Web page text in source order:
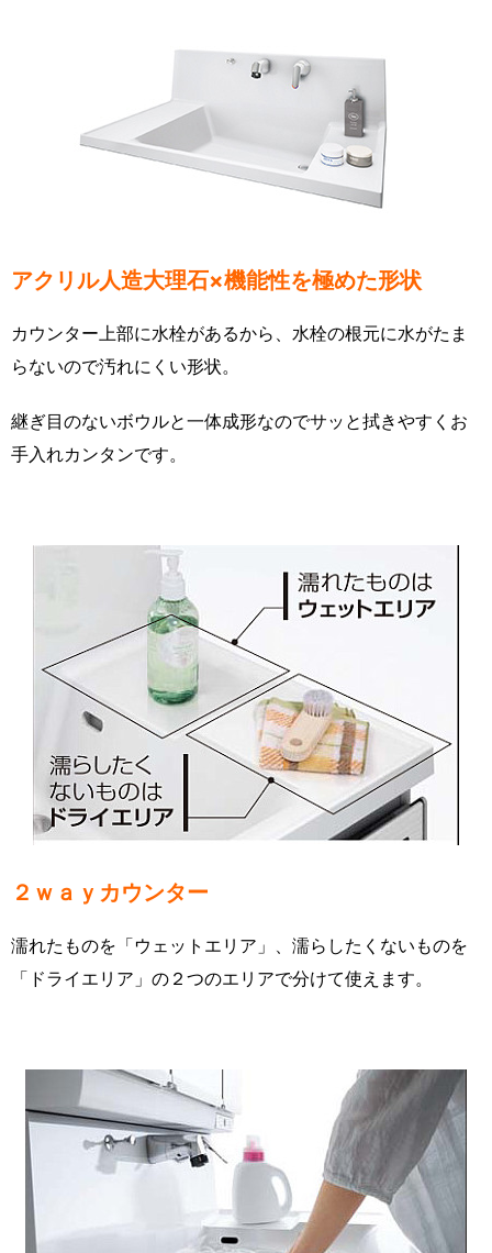
アクリル人造大理石×機能性を極めた形状
カウンター上部に水栓があるから、水栓の根元に水がたま
らないので汚れにくい形状。
継ぎ目のないボウルと一体成形なのでサッと拭きやすくお
手入れカンタンです。
２ｗａｙカウンター
濡れたものを「ウェットエリア」、濡らしたくないものを
「ドライエリア」の２つのエリアで分けて使えます。